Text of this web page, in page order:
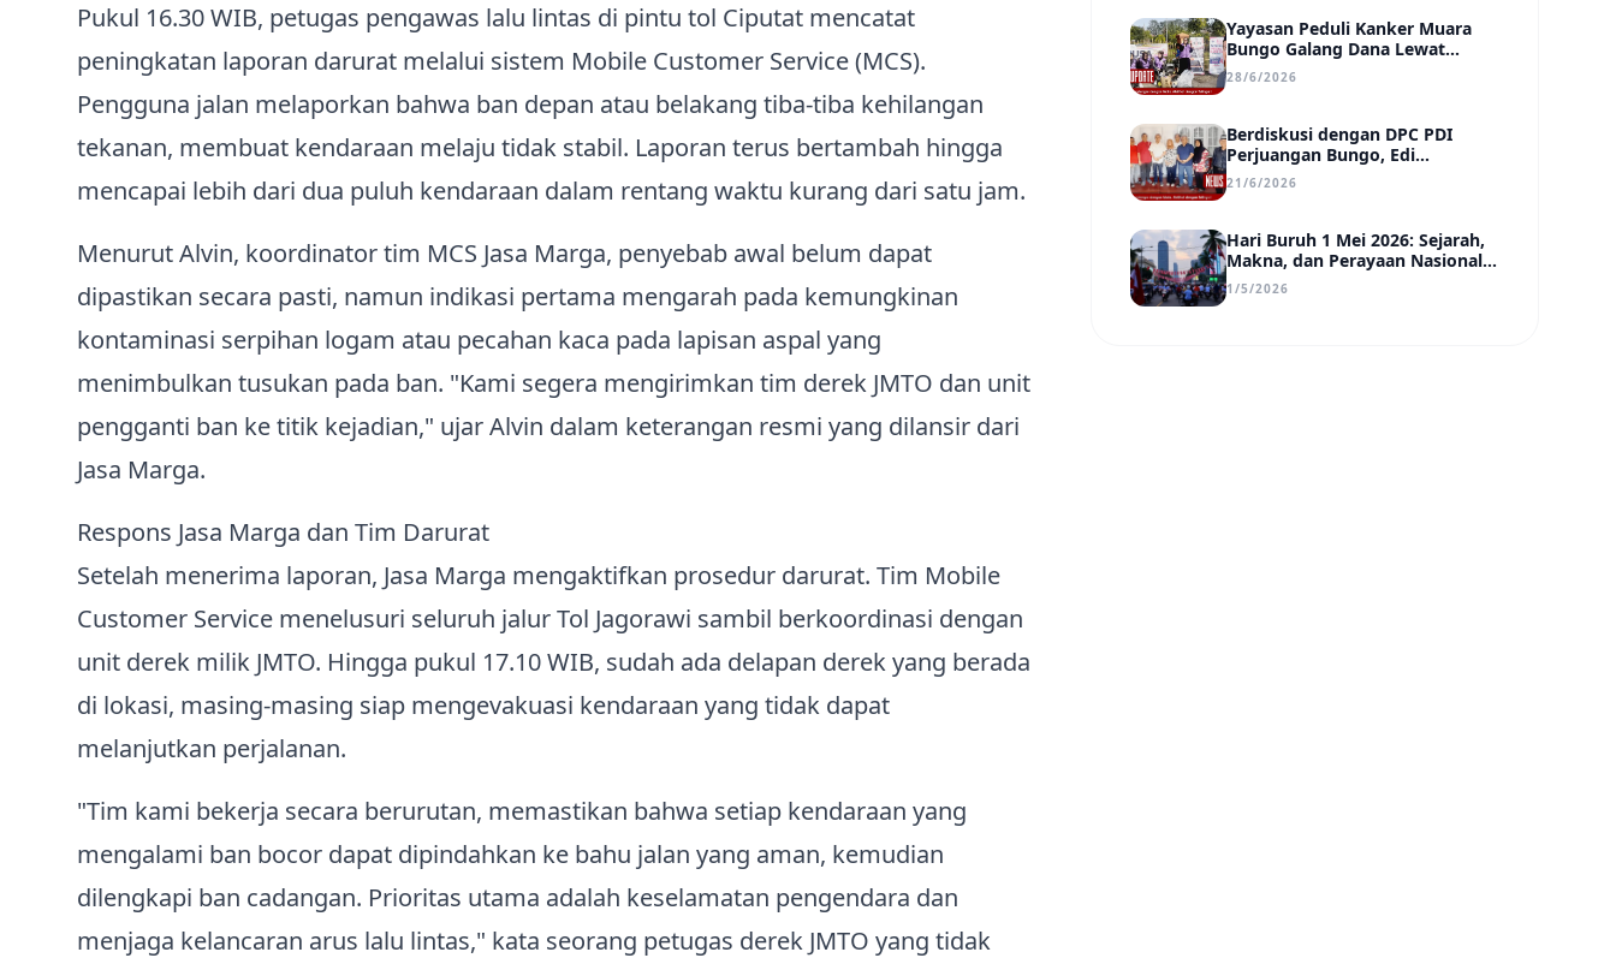
Pukul 16.30 WIB, petugas pengawas lalu lintas di pintu tol Ciputat mencatat
peningkatan laporan darurat melalui sistem Mobile Customer Service (MCS).
Pengguna jalan melaporkan bahwa ban depan atau belakang tiba‑tiba kehilangan
tekanan, membuat kendaraan melaju tidak stabil. Laporan terus bertambah hingga
mencapai lebih dari dua puluh kendaraan dalam rentang waktu kurang dari satu jam.
Menurut Alvin, koordinator tim MCS Jasa Marga, penyebab awal belum dapat
dipastikan secara pasti, namun indikasi pertama mengarah pada kemungkinan
kontaminasi serpihan logam atau pecahan kaca pada lapisan aspal yang
menimbulkan tusukan pada ban. "Kami segera mengirimkan tim derek JMTO dan unit
pengganti ban ke titik kejadian," ujar Alvin dalam keterangan resmi yang dilansir dari
Jasa Marga.
Respons Jasa Marga dan Tim Darurat
Setelah menerima laporan, Jasa Marga mengaktifkan prosedur darurat. Tim Mobile
Customer Service menelusuri seluruh jalur Tol Jagorawi sambil berkoordinasi dengan
unit derek milik JMTO. Hingga pukul 17.10 WIB, sudah ada delapan derek yang berada
di lokasi, masing‑masing siap mengevakuasi kendaraan yang tidak dapat
melanjutkan perjalanan.
"Tim kami bekerja secara berurutan, memastikan bahwa setiap kendaraan yang
mengalami ban bocor dapat dipindahkan ke bahu jalan yang aman, kemudian
dilengkapi ban cadangan. Prioritas utama adalah keselamatan pengendara dan
menjaga kelancaran arus lalu lintas," kata seorang petugas derek JMTO yang tidak
Yayasan Peduli Kanker Muara
Bungo Galang Dana Lewat
UMKM di Car Free Day, Ir.
Rindang Siahaan Beri Apresiasi
28/6/2026
Berdiskusi dengan DPC PDI
Perjuangan Bungo, Edi
Purwanto Uraikan Poin-Poin
Urgensi yang Perlu Disadari
21/6/2026
Hari Buruh 1 Mei 2026: Sejarah,
Makna, dan Perayaan Nasional
di Tengah Tantangan Era Digital
1/5/2026